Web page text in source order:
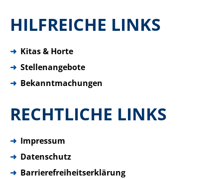
HILFREICHE LINKS
➜ Kitas & Horte
➜ Stellenangebote
➜ Bekanntmachungen
RECHTLICHE LINKS
➜ Impressum
➜ Datenschutz
➜ Barrierefreiheitserklärung